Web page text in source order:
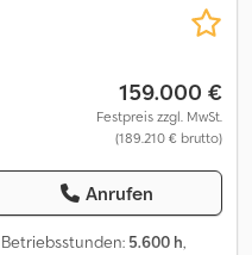
159.000 €
Festpreis zzgl. MwSt.
(189.210 € brutto)
Anrufen
Betriebsstunden: 5.600 h,